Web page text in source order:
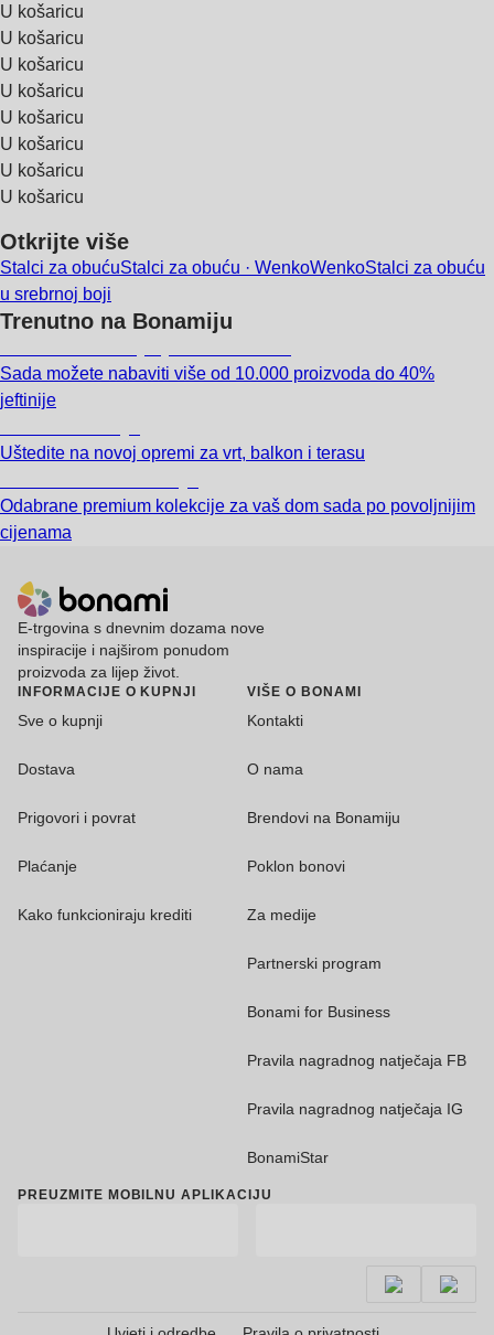
U košaricu
U košaricu
U košaricu
U košaricu
U košaricu
U košaricu
U košaricu
U košaricu
Otkrijte više
Stalci za obućuStalci za obuću · WenkoWenkoStalci za obuću
u srebrnoj boji
Trenutno na Bonamiju
Sada možete nabaviti više od 10.000 proizvoda do 40%
jeftinije
Uštedite na novoj opremi za vrt, balkon i terasu
Odabrane premium kolekcije za vaš dom sada po povoljnijim
cijenama
E-trgovina s dnevnim dozama nove
inspiracije i najširom ponudom
proizvoda za lijep život.
INFORMACIJE O KUPNJI
Sve o kupnji
Dostava
Prigovori i povrat
Plaćanje
Kako funkcioniraju krediti
VIŠE O BONAMI
Kontakti
O nama
Brendovi na Bonamiju
Poklon bonovi
Za medije
Partnerski program
Bonami for Business
Pravila nagradnog natječaja FB
Pravila nagradnog natječaja IG
BonamiStar
PREUZMITE MOBILNU APLIKACIJU